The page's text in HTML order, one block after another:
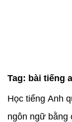
Tag: bài tiếng
Học tiếng Anh
ngôn ngữ bằng